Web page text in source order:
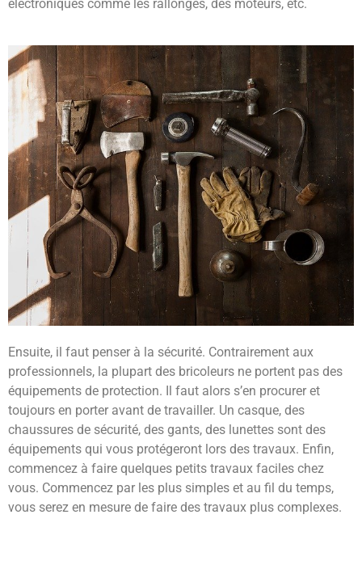
électroniques comme les rallonges, des moteurs, etc.
Ensuite, il faut penser à la sécurité. Contrairement aux
professionnels, la plupart des bricoleurs ne portent pas des
équipements de protection. Il faut alors s’en procurer et
toujours en porter avant de travailler. Un casque, des
chaussures de sécurité, des gants, des lunettes sont des
équipements qui vous protégeront lors des travaux. Enfin,
commencez à faire quelques petits travaux faciles chez
vous. Commencez par les plus simples et au fil du temps,
vous serez en mesure de faire des travaux plus complexes.